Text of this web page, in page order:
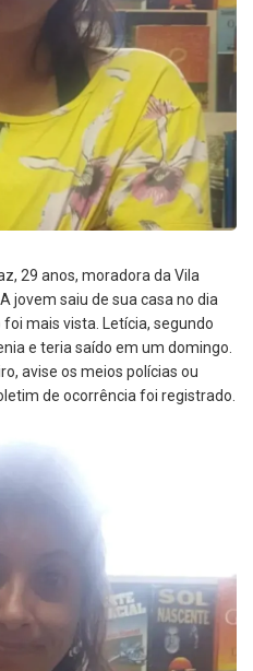
29 anos, moradora da Vila
jovem saiu de sua casa no dia
mais vista. Letícia, segundo
e teria saído em um domingo.
avise os meios polícias ou
de ocorrência foi registrado.